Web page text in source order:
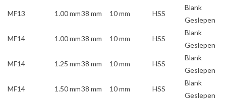
MF13 1.00 mm38 mm 10 mm HSS
Blank
Geslepen
MF14 1.00 mm38 mm 10 mm HSS
Blank
Geslepen
MF14 1.25 mm38 mm 10 mm HSS
Blank
Geslepen
MF14 1.50 mm38 mm 10 mm HSS
Blank
Geslepen